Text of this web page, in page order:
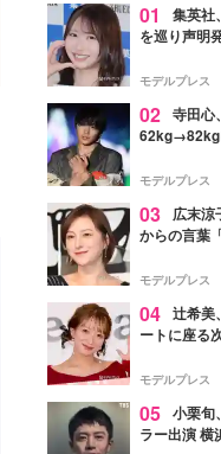
01
集英社
を巡り声明
モデルプレス
02 寺田心
62kg→82kg
「かっこい
モデルプレス
03
広末涼
からの言葉
モデルプレス
04 辻希美
ートに座る
ぎ」「成長
モデルプレス
05 小栗旬
ラー出演 横